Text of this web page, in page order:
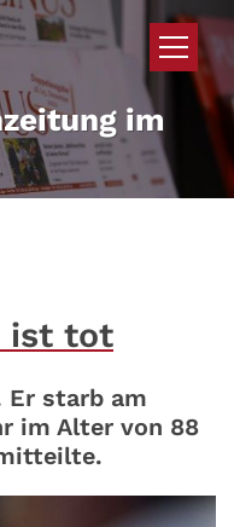
im
ist tot
starb am
im Alter von 88